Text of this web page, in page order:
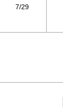
7/29